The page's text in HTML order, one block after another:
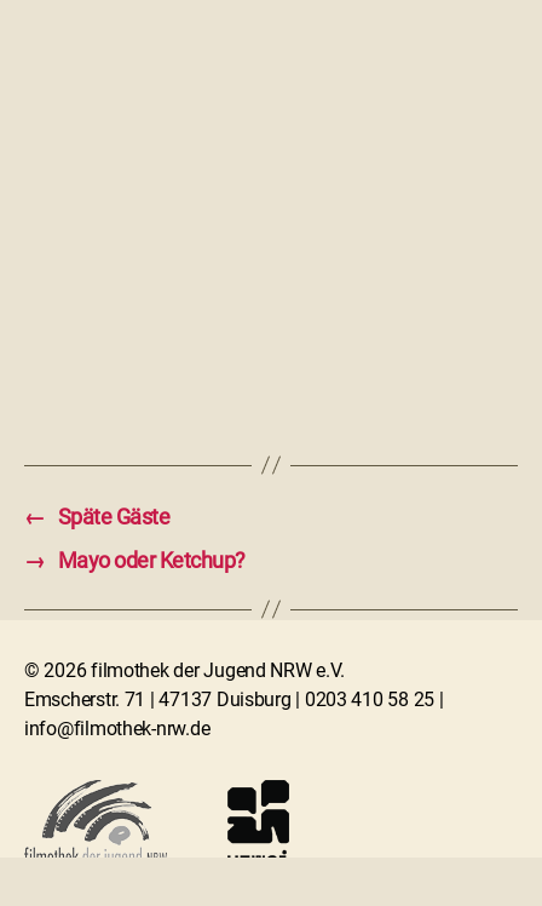
← Späte Gäste
→
Mayo oder Ketchup?
© 2026 filmothek der Jugend NRW e.V.
Emscherstr. 71 | 47137 Duisburg | 0203 410 58 25 |
info@filmothek-nrw.de